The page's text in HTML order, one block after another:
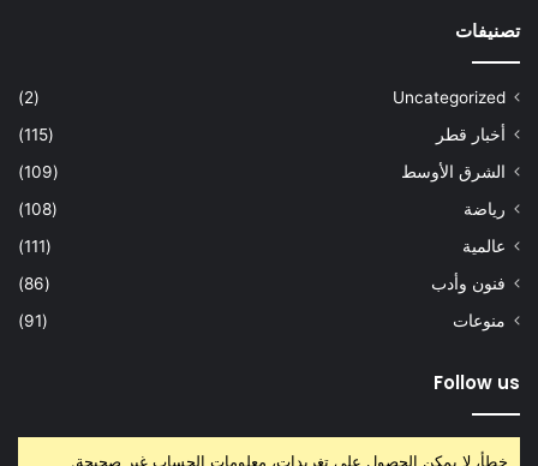
تصنيفات
Uncategorized
(2)
أخبار قطر
(115)
الشرق الأوسط
(109)
رياضة
(108)
عالمية
(111)
فنون وأدب
(86)
منوعات
(91)
Follow us
خطأ، لا يمكن الحصول على تغريدات، معلومات الحساب غير صحيحة.